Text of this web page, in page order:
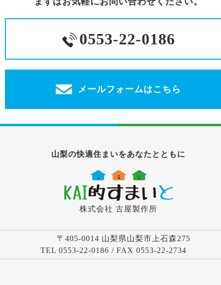
0553-22-0186
メールフォームはこちら
山梨の快適住まいをあなたとともに
株式会社 古屋製作所
〒405-0014 山梨県山梨市上石森275
TEL 0553-22-0186 / FAX 0553-22-2734